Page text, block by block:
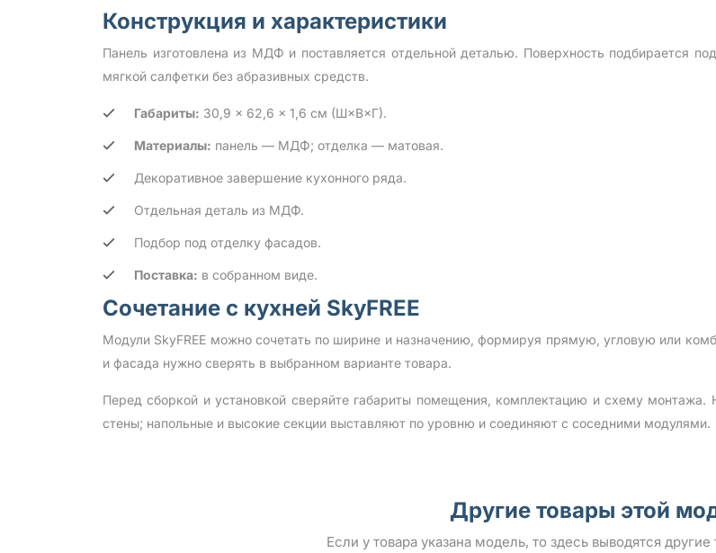
Конструкция и характеристики
Панель изготовлена из МДФ и поставляется отдельной деталью. Поверхность подбирается
мягкой салфетки без абразивных средств.
Габариты: 30,9 × 62,6 × 1,6 см (Ш×В×Г).
Материалы: панель — МДФ; отделка — матовая.
Декоративное завершение кухонного ряда.
Отдельная деталь из МДФ.
Подбор под отделку фасадов.
Поставка: в собранном виде.
Сочетание с кухней SkyFREE
Модули SkyFREE можно сочетать по ширине и назначению, формируя прямую, угловую или
и фасада нужно сверять в выбранном варианте товара.
Перед сборкой и установкой сверяйте габариты помещения, комплектацию и схему
стены; напольные и высокие секции выставляют по уровню и соединяют с соседними модулями.
Другие товары этой
Если у товара указана модель, то здесь выводятся